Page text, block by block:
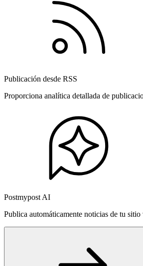
Publicación desde RSS
Proporciona analítica detallada de
Postmypost AI
Publica automáticamente noticias de tu